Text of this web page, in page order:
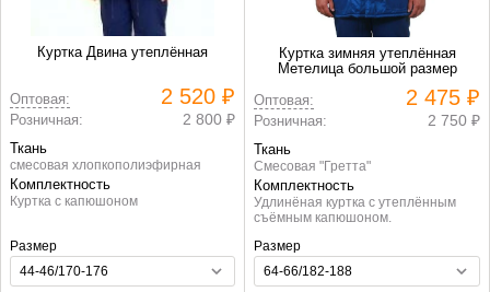
Куртка Двина утеплённая
Оптовая: 2 520 ₽
Розничная: 2 800 ₽
Ткань
смесовая хлопкополиэфирная
Комплектность
Куртка с капюшоном
Размер
Куртка зимняя утеплённая
Метелица большой размер
Оптовая:
2 475 ₽
Розничная: 2 750 ₽
Ткань
Смесовая "Гретта"
Комплектность
Удлинёная куртка с утеплённым
съёмным капюшоном.
Размер